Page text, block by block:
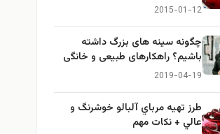
2015-01-12
چگونه سینه های بزرگ داشته
باشیم؟ راهکارهای طبیعی و خانگی
برای بزرگ کردن سینه
2019-04-19
طرز تهيه مرباي آلبالو خوشرنگ و
عالي + نكات مهم